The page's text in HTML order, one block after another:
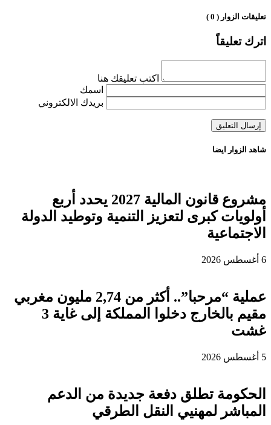
تعليقات الزوار ( 0 )
اترك تعليقاً
اكتب تعليقك هنا
اسمك
بريدك الالكتروني
شاهد الزوار ايضا
مشروع قانون المالية 2027 يحدد أربع
أولويات كبرى لتعزيز التنمية وتوطيد الدولة
الاجتماعية
6 أغسطس 2026
عملية “مرحبا”.. أكثر من 2,74 مليون مغربي
مقيم بالخارج دخلوا المملكة إلى غاية 3
غشت
5 أغسطس 2026
الحكومة تطلق دفعة جديدة من الدعم
المباشر لمهنيي النقل الطرقي